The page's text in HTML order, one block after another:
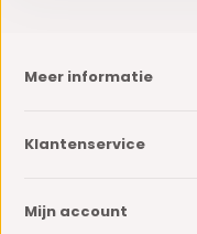
Meer informatie
Klantenservice
Mijn account